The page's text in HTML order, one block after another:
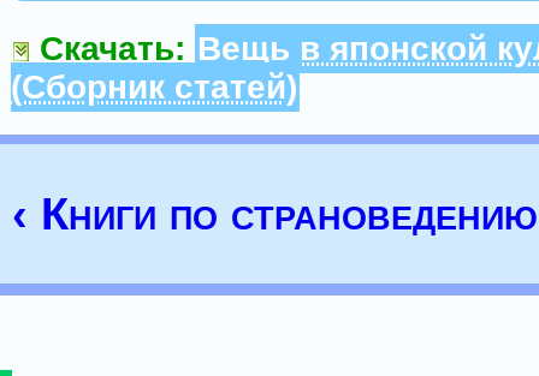
Скачать: Вещь в японской
(Сборник статей)
‹ Книги по страноведению